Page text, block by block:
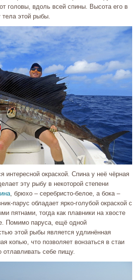
головы, вдоль всей спины. Высота его в
этой рыбы.
интересной окраской. Спина у неё чёрная
эту рыбу в некоторой степени
, брюхо – серебристо-белое, а бока –
парус обладает ярко-голубой окраской с
пятнами, тогда как плавники на хвосте
Помимо паруса, ещё одной
этой рыбы является удлинённая
копью, что позволяет вонзаться в стаи
отлавливать себе пищу.